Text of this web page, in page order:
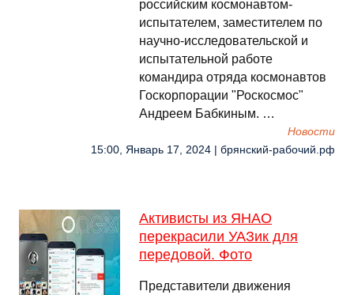
российским космонавтом-
испытателем, заместителем по
научно-исследовательской и
испытательной работе
командира отряда космонавтов
Госкорпорации "Роскосмос"
Андреем Бабкиным. …
Новости
15:00, Январь 17, 2024 | брянский-рабочий.рф
Активисты из ЯНАО
перекрасили УАЗик для
передовой. Фото
Представители движения